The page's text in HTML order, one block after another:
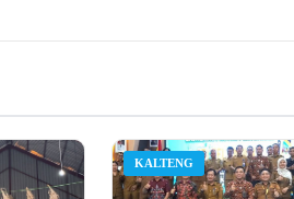
KALTENG